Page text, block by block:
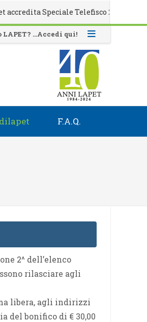
F.A.Q.
LAPET? ...Accedi qui!
Speciale Telefisco 2026
2^ dell’elenco
rilasciare agli
libera, agli indirizzi
del bonifico di € 30,00